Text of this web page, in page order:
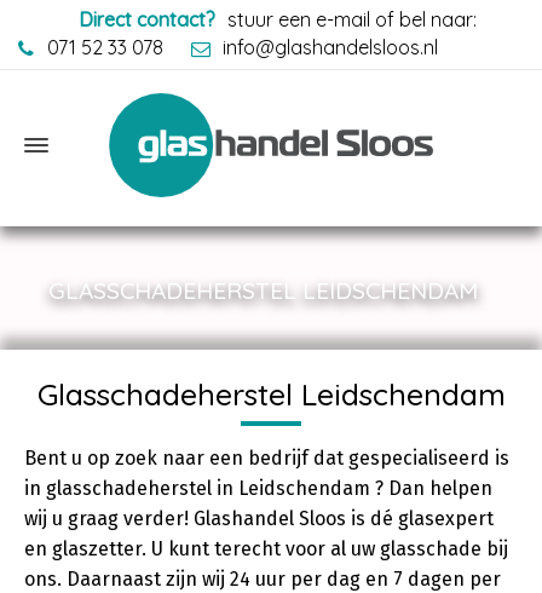
Direct contact? stuur een e-mail of bel naar:
071 52 33 078
info@glashandelsloos.nl
GLASSCHADEHERSTEL LEIDSCHENDAM
Glasschadeherstel Leidschendam
Bent u op zoek naar een bedrijf dat gespecialiseerd is
in glasschadeherstel in Leidschendam ? Dan helpen
wij u graag verder! Glashandel Sloos is dé glasexpert
en glaszetter. U kunt terecht voor al uw glasschade bij
ons. Daarnaast zijn wij 24 uur per dag en 7 dagen per